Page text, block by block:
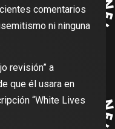
comentarios
ni ninguna
revisión” a
que él usara en
“White Lives